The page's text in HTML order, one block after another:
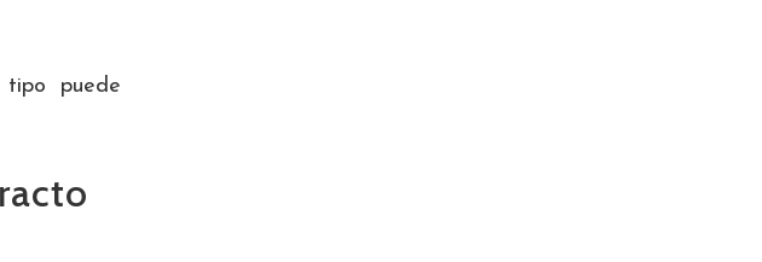
tipo puede